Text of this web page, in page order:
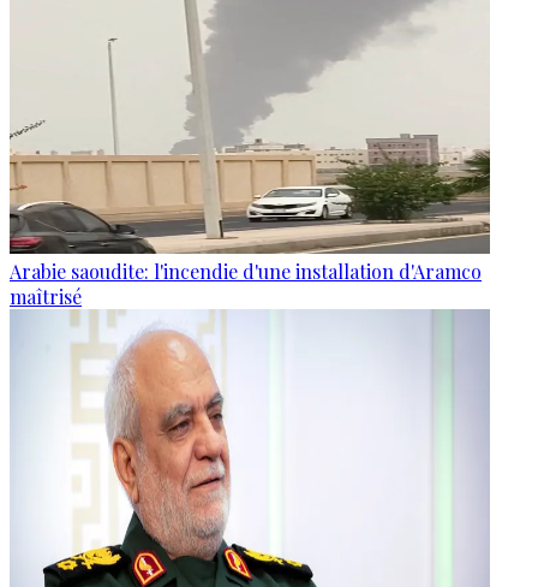
Arabie saoudite: l'incendie d'une installation d'Aramco
maîtrisé